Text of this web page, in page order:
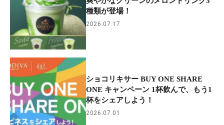
種類が登場！
2026.07.17
ショコリキサー BUY ONE SHARE
ONE キャンペーン 1杯飲んで、もう1
杯をシェアしよう！
2026.07.01